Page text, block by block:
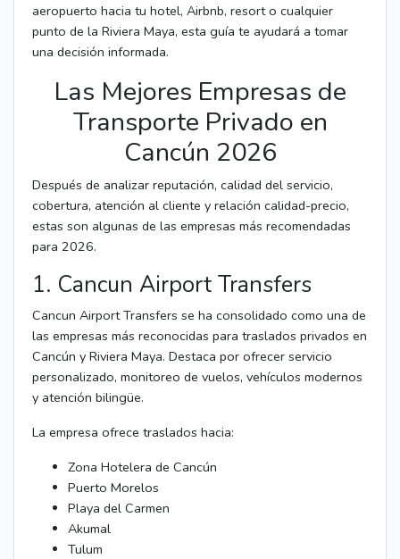
aeropuerto hacia tu hotel, Airbnb, resort o cualquier
punto de la Riviera Maya, esta guía te ayudará a tomar
una decisión informada.
Las Mejores Empresas de
Transporte Privado en
Cancún 2026
Después de analizar reputación, calidad del servicio,
cobertura, atención al cliente y relación calidad-precio,
estas son algunas de las empresas más recomendadas
para 2026.
1. Cancun Airport Transfers
Cancun Airport Transfers se ha consolidado como una de
las empresas más reconocidas para traslados privados en
Cancún y Riviera Maya. Destaca por ofrecer servicio
personalizado, monitoreo de vuelos, vehículos modernos
y atención bilingüe.
La empresa ofrece traslados hacia:
Zona Hotelera de Cancún
Puerto Morelos
Playa del Carmen
Akumal
Tulum